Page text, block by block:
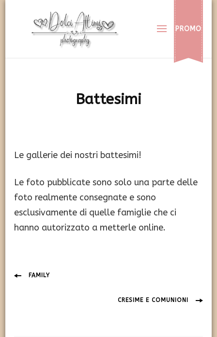
Dolci Attimi
Rendiamo immortali i vostri dolci momenti
PROMO
Battesimi
Le gallerie dei nostri battesimi!
Le foto pubblicate sono solo una parte delle
foto realmente consegnate e sono
esclusivamente di quelle famiglie che ci
hanno autorizzato a metterle online.
Navigazione
FAMILY
CRESIME E COMUNIONI